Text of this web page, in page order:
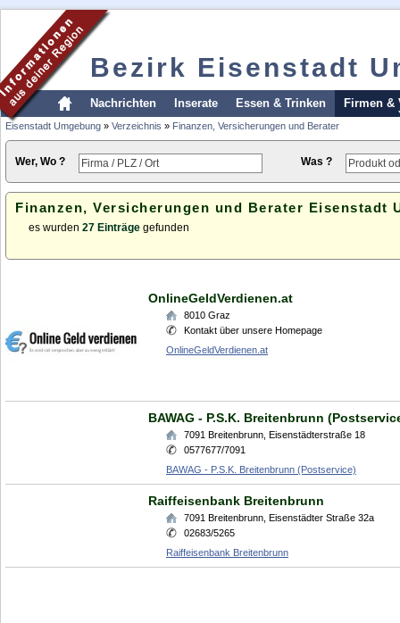
Bezirk Eisenstadt
Nachrichten Inserate Essen & Trinken Firmen &
Eisenstadt Umgebung » Verzeichnis » Finanzen, Versicherungen und Berater
Wer, Wo ? Was ?
Finanzen, Versicherungen und Berater Eisenstadt
es wurden 27 Einträge gefunden
OnlineGeldVerdienen.at
8010 Graz
Kontakt über unsere Homepage
OnlineGeldVerdienen.at
BAWAG - P.S.K. Breitenbrunn
7091 Breitenbrunn Eisenstädterstraße 18
0577677/7091
BAWAG - P.S.K. Breitenbrunn (Postservice)
Raiffeisenbank Breitenbrunn
7091 Breitenbrunn Eisenstädter Straße 32a
02683/5265
Raiffeisenbank Breitenbrunn